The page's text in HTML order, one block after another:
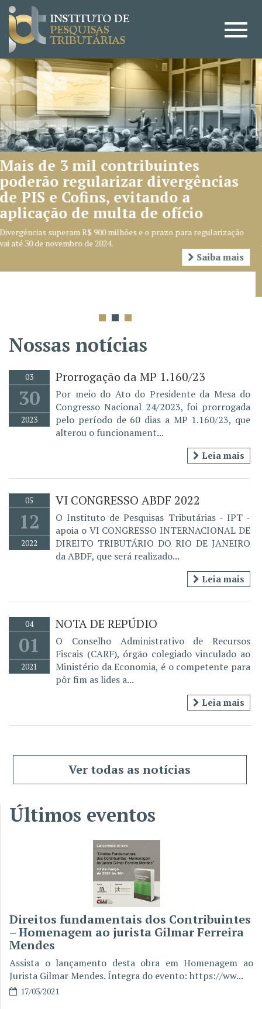
mil contribuintes
divergências
evitando a
de multa de ofício
R$ 900 milhões e o prazo para regularização
de 2024.
grupo
Objetivo dos
redução de
Nossas notícias
03
30
2023
Prorrogação da MP 1.160/23
Por meio do Ato do Presidente da Mesa do
Congresso Nacional 24/2023, foi prorrogada
pelo período de 60 dias a MP 1.160/23, que
alterou o funcionament...
Leia mais
05
12
2022
VI CONGRESSO ABDF 2022
O Instituto de Pesquisas Tributárias - IPT -
apoia o VI CONGRESSO INTERNACIONAL DE
DIREITO TRIBUTÁRIO DO RIO DE JANEIRO
da ABDF, que será realizado...
Leia mais
04
01
2021
NOTA DE REPÚDIO
O Conselho Administrativo de Recursos
Fiscais (CARF), órgão colegiado vinculado ao
Ministério da Economia, é o competente para
pôr fim as lides a...
Leia mais
Ver todas as notícias
Últimos eventos
Direitos fundamentais dos Contribuintes
– Homenagem ao jurista Gilmar Ferreira
Mendes
Assista o lançamento desta obra em Homenagem ao
Jurista Gilmar Mendes. Íntegra do evento: https://ww...
17/03/2021